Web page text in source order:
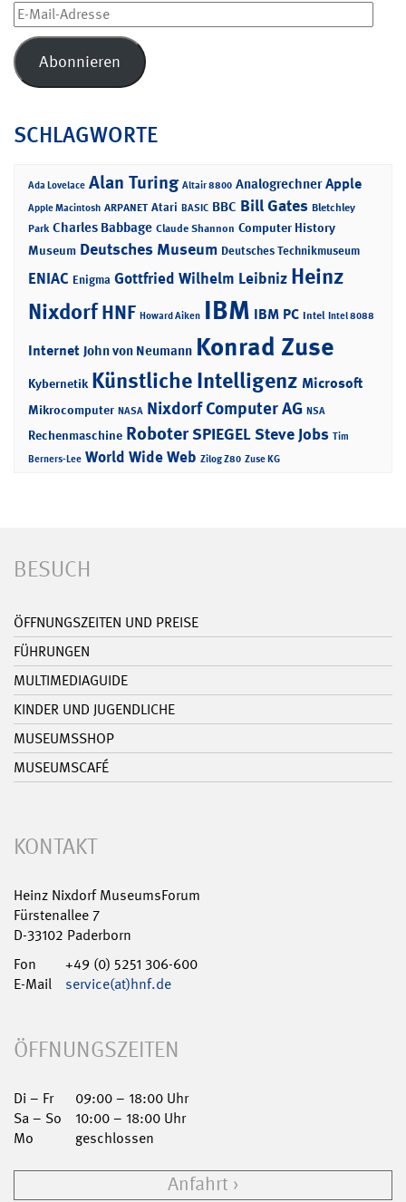
E-
Mail-
Adresse
Abonnieren
SCHLAGWORTE
Ada Lovelace Alan Turing Altair 8800 Analogrechner Apple
Apple Macintosh ARPANET Atari BASIC BBC Bill Gates Bletchley
Park Charles Babbage Claude Shannon Computer History
Museum Deutsches Museum Deutsches Technikmuseum
ENIAC Enigma Gottfried Wilhelm Leibniz Heinz
NixdorfHNF Howard Aiken IBM IBM PC Intel Intel 8088
Internet John von Neumann Konrad Zuse
Kybernetik Künstliche Intelligenz Microsoft
Mikrocomputer NASA Nixdorf Computer AG NSA
Rechenmaschine RoboterSPIEGELSteve Jobs Tim
Berners-Lee World Wide Web Zilog Z80 Zuse KG
BESUCH
ÖFFNUNGSZEITEN UND PREISE
FÜHRUNGEN
MULTIMEDIAGUIDE
KINDER UND JUGENDLICHE
MUSEUMSSHOP
MUSEUMSCAFÉ
KONTAKT
Heinz Nixdorf MuseumsForum
Fürstenallee 7
D-33102 Paderborn
Fon
+49 (0) 5251 306-600
E-Mail
service(at)hnf.de
ÖFFNUNGSZEITEN
Di – Fr
09:00 – 18:00 Uhr
Sa – So
10:00 – 18:00 Uhr
Mo
geschlossen
Anfahrt